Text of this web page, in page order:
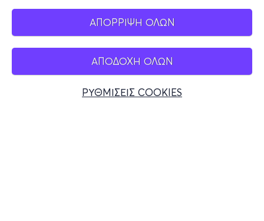
ΑΠΟΡΡΙΨΗ ΟΛΩΝ
ΑΠΟΔΟΧΗ ΟΛΩΝ
ΡΥΘΜΙΣΕΙΣ COOKIES
Mobile app